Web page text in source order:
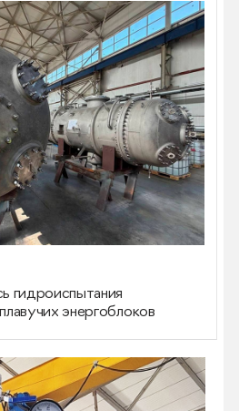
гидроиспытания
энергоблоков